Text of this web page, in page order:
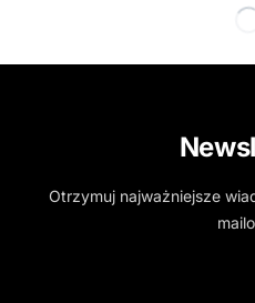
Otrzymuj najważniejsze